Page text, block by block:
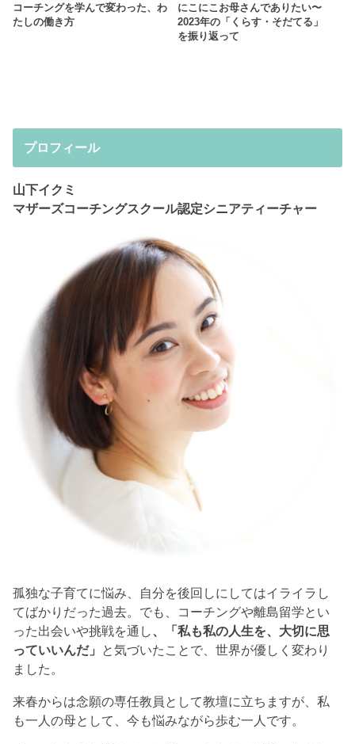
コーチングを学んで変わった、わ
たしの働き方
にこにこお母さんでありたい〜
2023年の「くらす・そだてる」
を振り返って
プロフィール
山下イクミ
マザーズコーチングスクール認定シニアティーチャー
孤独な子育てに悩み、自分を後回しにしてはイライラし
てばかりだった過去。でも、コーチングや離島留学とい
った出会いや挑戦を通し、「私も私の人生を、大切に思
っていいんだ」 と気づいたことで、世界が優しく変わり
ました。
来春からは念願の専任教員として教壇に立ちますが、私
も一人の母として、今も悩みながら歩む一人です。